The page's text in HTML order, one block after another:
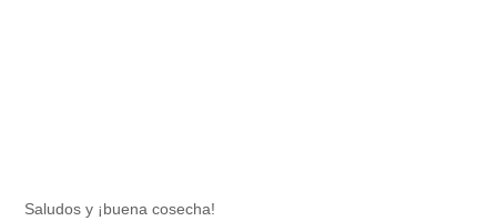
Saludos y ¡buena cosecha!